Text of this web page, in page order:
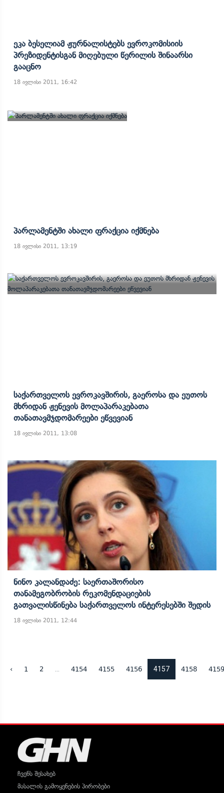
Ეკა Ბესელიამ Ჟურნალისტებს Ევროკომისიის
Პრეზიდენტისგან Მიღებული Წერილის Შინაარსი
Გააცნო
18 ივლისი 2011, 16:42
Პარლამენტში Ახალი Ფრაქცია Იქმნება
18 ივლისი 2011, 13:19
Საქართველოს Ევროკავშირის, Გაეროსა Და Ეუთოს
Მხრიდან Ჟენევის Მოლაპარაკებათა
Თანათავმჯდომარეები Ეწვევიან
18 ივლისი 2011, 13:08
Ნინო Კალანდაძე: Საერთაშორისო
Თანამეგობრობის Რეკომენდაციების
Გათვალისწინება Საქართველოს Ინტერესებში Შედის
18 ივლისი 2011, 12:44
‹ 1 2 4154 4155 4156 4157 4158 4159
ჩვენს შესახებ
მასალის გამოყენების პირობები